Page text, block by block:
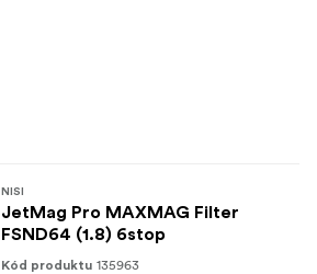
NISI
JetMag Pro MAXMAG Filter
FSND64 (1.8) 6stop
Kód produktu 135963